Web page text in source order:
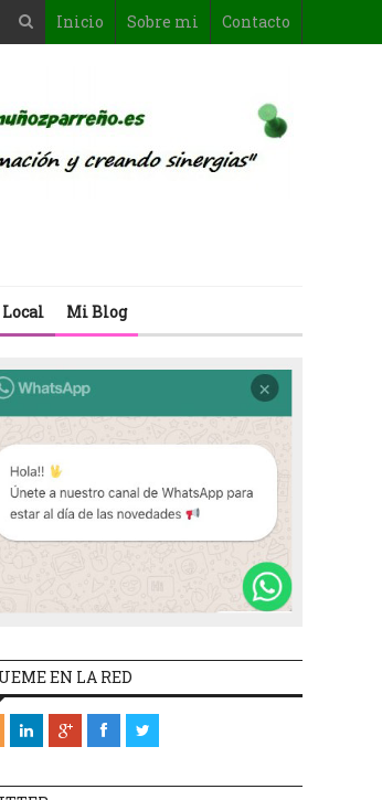
Inicio Sobre mi Contacto
Mi Blog
EN LA RED